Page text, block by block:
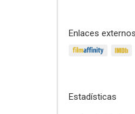
Enlaces externos
Estadísticas